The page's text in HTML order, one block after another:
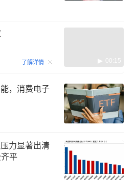
了解详情 00:15
，消费电子
力显著出清
平